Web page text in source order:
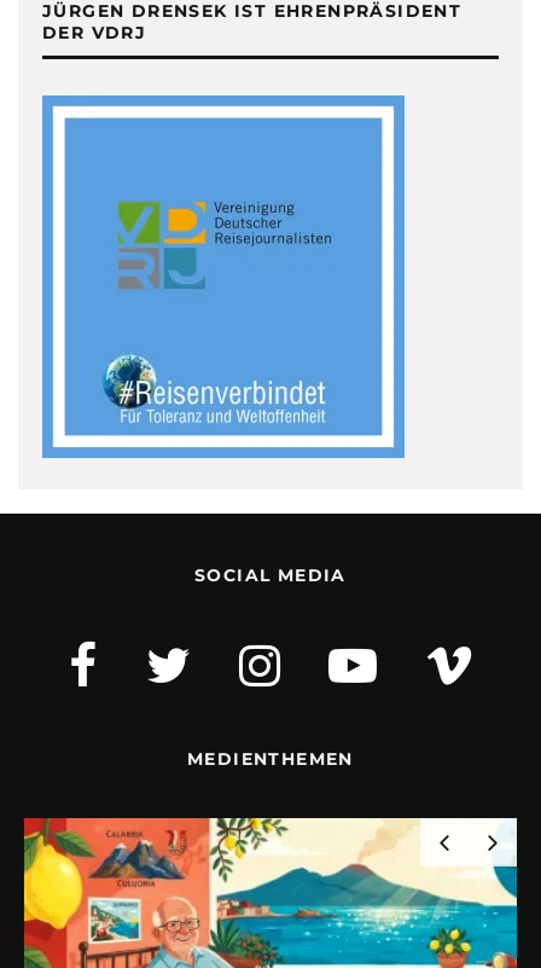
JÜRGEN DRENSEK IST EHRENPRÄSIDENT
DER VDRJ
SOCIAL MEDIA
MEDIENTHEMEN